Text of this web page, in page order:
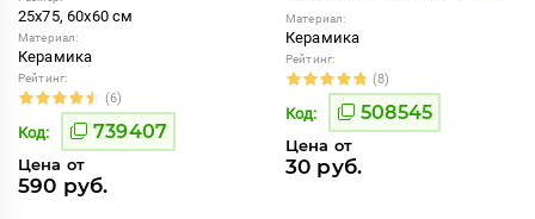
25x75, 60x60 см
Материал:
Керамика
Рейтинг:
(6)
Код: 739407
Цена от
590 руб.
Материал:
Керамика
Рейтинг:
(8)
Код: 508545
Цена от
30 руб.